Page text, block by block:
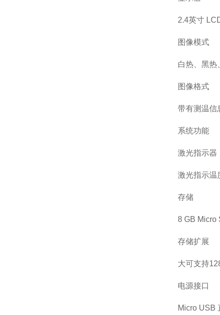
2.4英寸
图像模式
白热、黑热
图像格式
带有测温信
系统功能
激光指示器
激光指示温
存储
8 GB Micro
存储扩展
大可支持
电源接口
Micro USB